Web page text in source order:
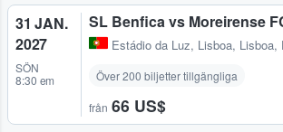
31 JAN.
2027
SÖN
8:30 em
SL Benfica vs Moreirense
Estádio da Luz, Lisboa, Lisboa,
Över 200 biljetter tillgängliga
från 66 US$